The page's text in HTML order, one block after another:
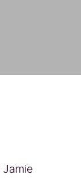
Jamie